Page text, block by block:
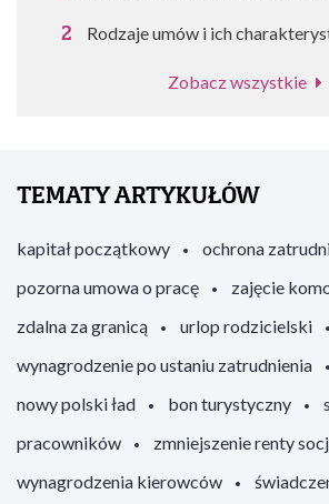
Rodzaje umów i ich
Zobacz wszystkie
TEMATY ARTYKUŁÓW
kapitał początkowy
ochrona
pozorna umowa o pracę
zajęcie
zdalna za granicą
urlop rodzicielski
wynagrodzenie po ustaniu zatrudnienia
nowy polski ład
bon turystyczny
pracowników
zmniejszenie renty
wynagrodzenia kierowców